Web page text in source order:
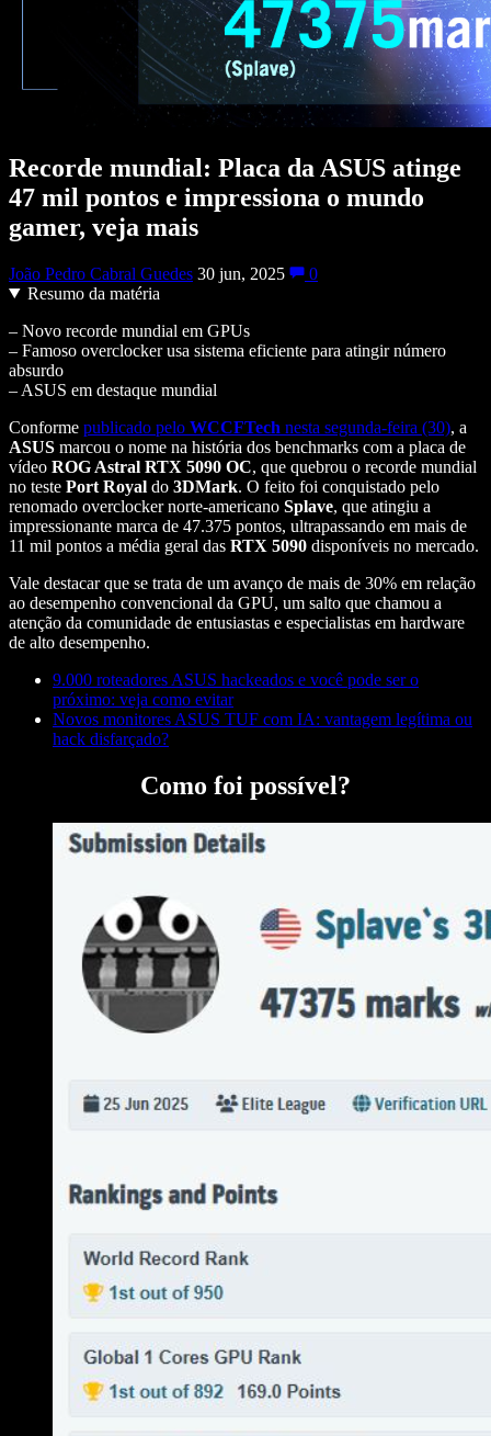
Recorde mundial: Placa da ASUS atinge
47 mil pontos e impressiona o mundo
gamer, veja mais
João Pedro Cabral Guedes 30 jun, 2025
0
Resumo da matéria
– Novo recorde mundial em GPUs
– Famoso overclocker usa sistema eficiente para atingir número
absurdo
– ASUS em destaque mundial
Conforme publicado pelo WCCFTech nesta segunda-feira (30), a
ASUS marcou o nome na história dos benchmarks com a placa de
vídeo ROG Astral RTX 5090 OC, que quebrou o recorde mundial
no teste Port Royal do 3DMark. O feito foi conquistado pelo
renomado overclocker norte-americano Splave, que atingiu a
impressionante marca de 47.375 pontos, ultrapassando em mais de
11 mil pontos a média geral das RTX 5090 disponíveis no mercado.
Vale destacar que se trata de um avanço de mais de 30% em relação
ao desempenho convencional da GPU, um salto que chamou a
atenção da comunidade de entusiastas e especialistas em hardware
de alto desempenho.
9.000 roteadores ASUS hackeados e você pode ser o
próximo: veja como evitar
Novos monitores ASUS TUF com IA: vantagem legítima ou
hack disfarçado?
Como foi possível?